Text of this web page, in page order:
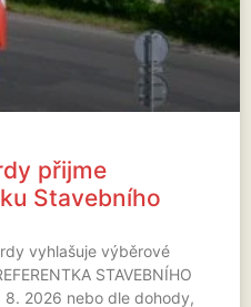
přijme
Stavebního
vyhlašuje výběrové
STAVEBNÍHO
8. 2026 nebo dle dohody,